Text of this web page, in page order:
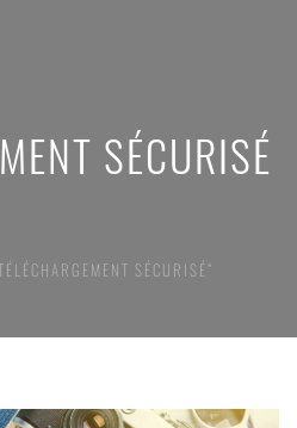
SÉCURISÉ
SÉCURISÉ”